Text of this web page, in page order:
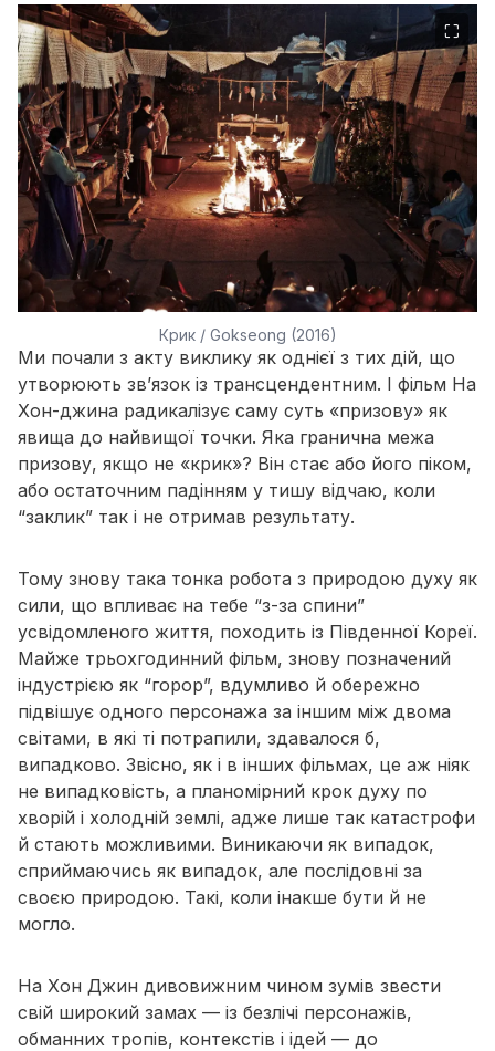
⛶
Крик / Gokseong (2016)
Ми почали з акту виклику як однієї з тих дій, що
утворюють зв’язок із трансцендентним. І фільм На
Хон-джина радикалізує саму суть «призову» як
явища до найвищої точки. Яка гранична межа
призову, якщо не «крик»? Він стає або його піком,
або остаточним падінням у тишу відчаю, коли
“заклик” так і не отримав результату.
Тому знову така тонка робота з природою духу як
сили, що впливає на тебе “з-за спини”
усвідомленого життя, походить із Південної Кореї.
Майже трьохгодинний фільм, знову позначений
індустрією як “горор”, вдумливо й обережно
підвішує одного персонажа за іншим між двома
світами, в які ті потрапили, здавалося б,
випадково. Звісно, як і в інших фільмах, це аж ніяк
не випадковість, а планомірний крок духу по
хворій і холодній землі, адже лише так катастрофи
й стають можливими. Виникаючи як випадок,
сприймаючись як випадок, але послідовні за
своєю природою. Такі, коли інакше бути й не
могло.
На Хон Джин дивовижним чином зумів звести
свій широкий замах — із безлічі персонажів,
обманних тропів, контекстів і ідей — до